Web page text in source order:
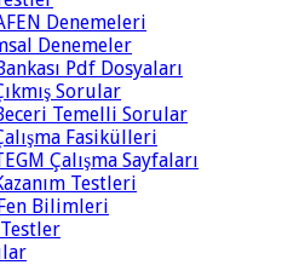
Denemeleri
Denemeler
Pdf Dosyaları
Sorular
Temelli Sorular
Fasikülleri
Çalışma Sayfaları
Testleri
Bilimleri